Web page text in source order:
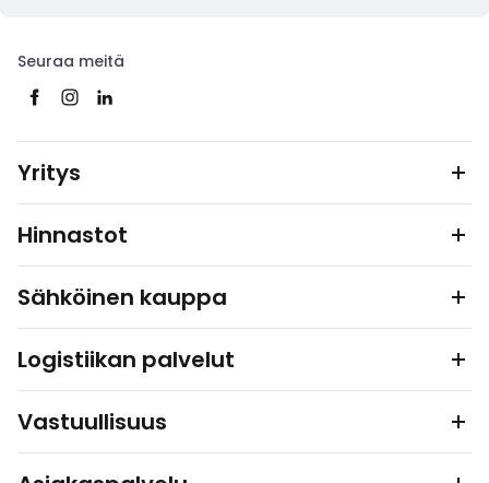
Seuraa meitä
Yritys
Hinnastot
Sähköinen kauppa
Logistiikan palvelut
Vastuullisuus